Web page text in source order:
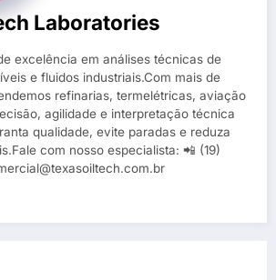
Laboratories
excelência em análises técnicas de
e fluidos industriais.Com mais de
refinarias, termelétricas, aviação
agilidade e interpretação técnica
qualidade, evite paradas e reduza
com nosso especialista: 📲 (19)